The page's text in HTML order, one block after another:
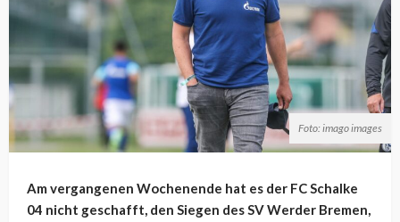
Foto: imago images
Am vergangenen Wochenende hat es der FC Schalke
04 nicht geschafft, den Siegen des SV Werder Bremen,